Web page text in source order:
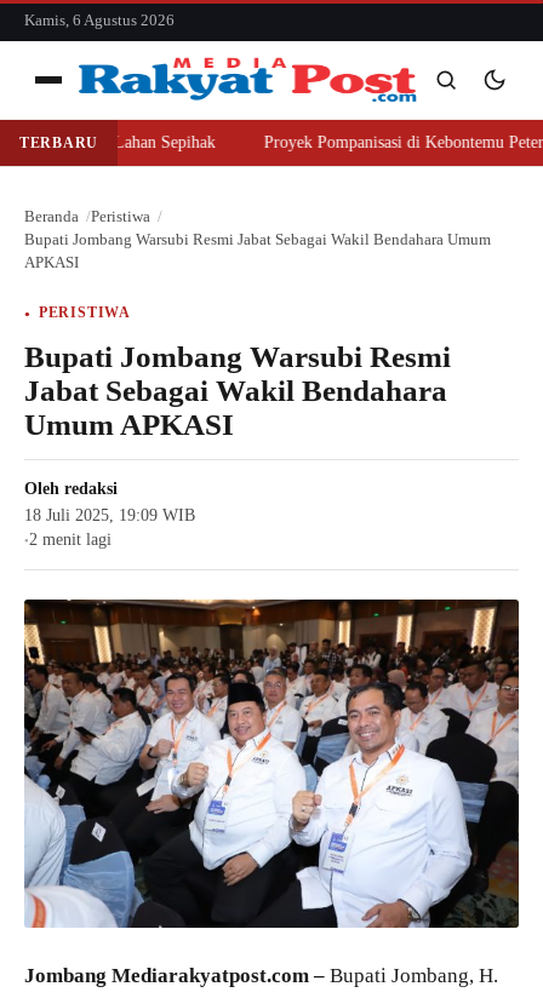
konten
Kamis, 6 Agustus 2026
Menu
Cari
Cari
TERBARU
Beli Lahan Sepihak Proyek Pompanisasi di Kebontemu Peterongan
Beranda
Peristiwa
Bupati Jombang Warsubi Resmi Jabat Sebagai Wakil Bendahara Umum
APKASI
PERISTIWA
Bupati Jombang Warsubi Resmi
Jabat Sebagai Wakil Bendahara
Umum APKASI
Oleh redaksi
18 Juli 2025, 19:09 WIB
●2 menit lagi
Jombang Mediarakyatpost.com – Bupati Jombang, H.